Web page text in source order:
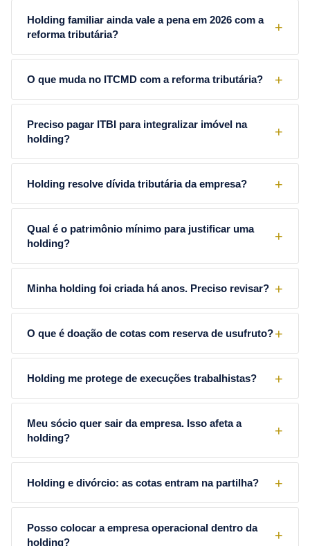
Holding familiar ainda vale a pena em 2026 com a
reforma tributária?
O que muda no ITCMD com a reforma tributária?
Preciso pagar ITBI para integralizar imóvel na
holding?
Holding resolve dívida tributária da empresa?
Qual é o patrimônio mínimo para justificar uma
holding?
Minha holding foi criada há anos. Preciso revisar?
O que é doação de cotas com reserva de usufruto?
Holding me protege de execuções trabalhistas?
Meu sócio quer sair da empresa. Isso afeta a
holding?
Holding e divórcio: as cotas entram na partilha?
Posso colocar a empresa operacional dentro da
holding?